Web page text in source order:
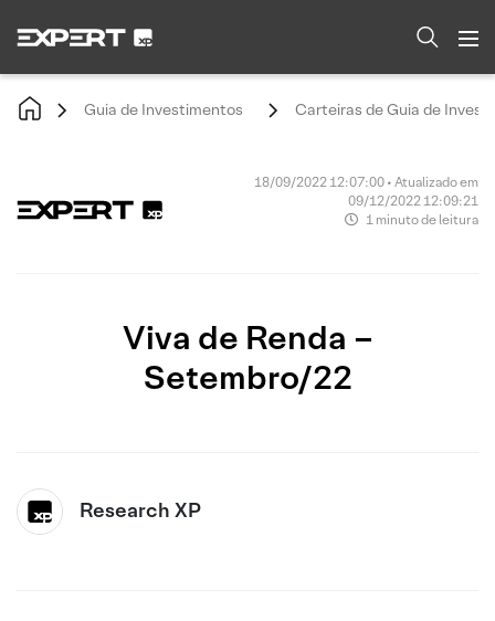
Guia de Investimentos Carteiras de Guia de
18/09/2022 12:07:00 • Atualizado em
09/12/2022 12:09:21
1 minuto de leitura
Viva de Renda –
Setembro/22
Research XP